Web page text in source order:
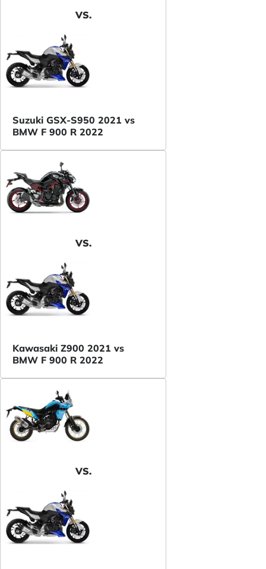
VS.
Suzuki GSX-S950 2021 vs
BMW F 900 R 2022
VS.
Kawasaki Z900 2021 vs
BMW F 900 R 2022
VS.